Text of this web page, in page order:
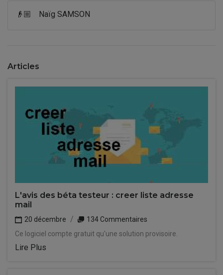
👴🏼 Naïg SAMSON
Articles
L'avis des béta testeur : creer liste adresse
mail
20 décembre
134 Commentaires
Ce logiciel compte gratuit qu'une solution provisoire.
Lire Plus